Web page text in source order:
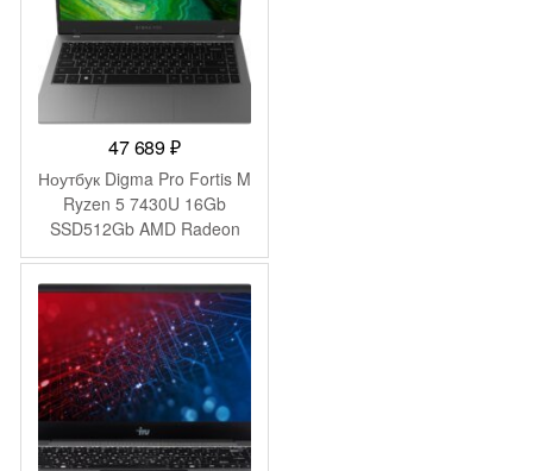
47 689₽
Ноутбук Digma Pro Fortis M
Ryzen 5 7430U 16Gb
SSD512Gb AMD Radeon
Graphics 14.1″ IPS FHD
(1920×1080) Windows 11
Pro grey WiFi BT Cam
4250mAh (DN14R5-
ADXW01)